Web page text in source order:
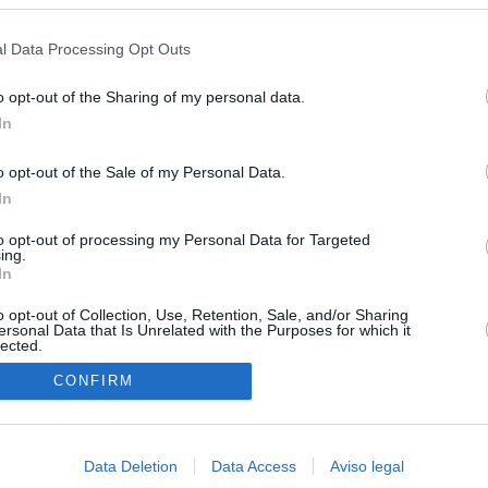
Data Processing Opt Outs
opt-out of the Sharing of my personal data.
opt-out of the Sale of my Personal Data.
opt-out of processing my Personal Data for Targeted
opt-out of Collection, Use, Retention, Sale, and/or Sharing
Data that Is Unrelated with the Purposes for which it
CONFIRM
Data Deletion Data Access Aviso legal
en la crisis entre España e Italia: “Es ridículo que
a esto”
la actualidad política, en directo: El BOE publica la
controles a viajeros y el Gobierno de Meloni los tacha de
al teatro de Meloni